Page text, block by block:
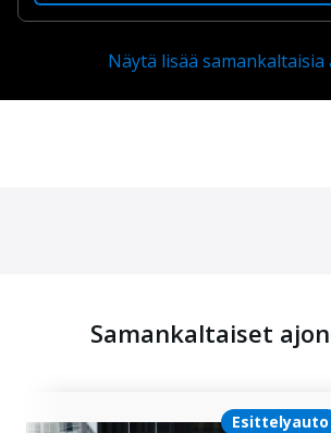
Näytä lisää samankaltaisia
Samankaltaiset
Esittelyauto